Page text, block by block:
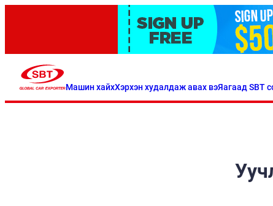
Машин хайхХэрхэн худалдаж авах вэЯагаад SBT